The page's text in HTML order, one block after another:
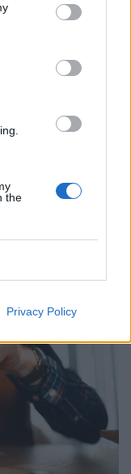
the
Privacy Policy
pedig az
a későbbi